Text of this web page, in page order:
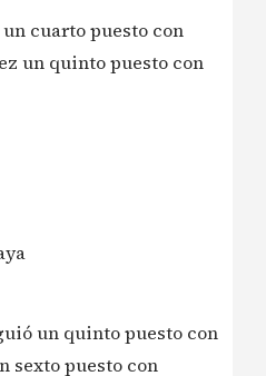
cuarto puesto con
un quinto puesto con
un quinto puesto con
sexto puesto con